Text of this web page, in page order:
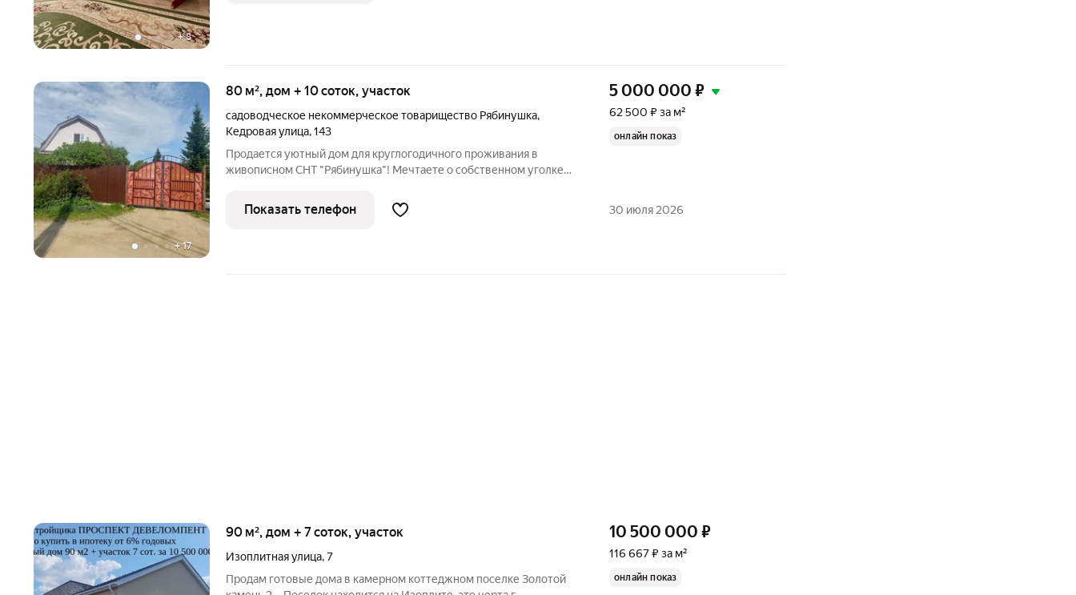
+8
+17
80 м², дом + 10 соток, участок
садоводческое некоммерческое товарищество Рябинушка,
Кедровая улица,143
Продается уютный дом для круглогодичного проживания в
живописном СНТ "Рябинушка"! Мечтаете о собственном уголке
но при этом оставаться в черте города? Тогда это предложение
для вас!
5 000 000 ₽
62 500 ₽ за м²
онлайн показ
Показать телефон 30 июля 2026
90 м², дом + 7 соток, участок
Изоплитная улица,7
Продам готовые дома в камерном коттеджном поселке Золотой
10 500 000 ₽
116 667 ₽ за м²
онлайн показ